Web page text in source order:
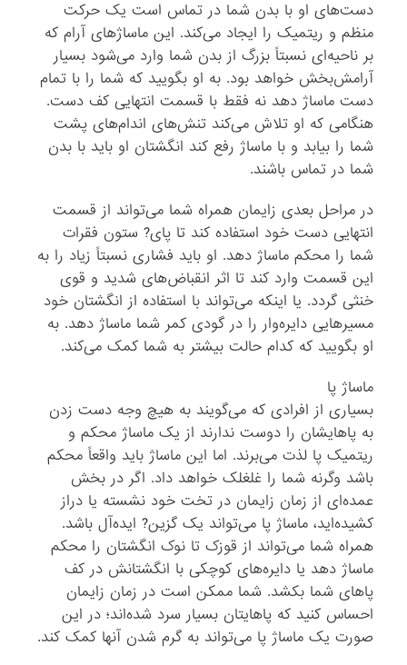
دست‌های او با بدن شما در تماس است یک حرکت
منظم و ریتمیک را ایجاد می‌کند. این ماساژهای آرام که
بر ناحیه‌ای نسبتاً بزرگ از بدن شما وارد می‌شود بسیار
آرامش‌بخش خواهد بود. به او بگویید که شما را با تمام
دست ماساژ دهد نه فقط با قسمت انتهایی کف دست.
هنگامی که او تلاش می‌کند تنش‌های اندام‌های پشت
شما را بیابد و با ماساژ رفع کند انگشتان او باید با بدن
شما در تماس باشند.
در مراحل بعدی زایمان همراه شما می‌تواند از قسمت
انتهایی دست خود استفاده کند تا پای? ستون فقرات
شما را محکم ماساژ دهد. او باید فشاری نسبتاً زیاد را به
این قسمت وارد کند تا اثر انقباض‌های شدید و قوی
خنثی گردد. یا اینکه می‌تواند با استفاده از انگشتان خود
مسیرهایی دایره‌وار را در گودی کمر شما ماساژ دهد. به
او بگویید که کدام حالت بیشتر به شما کمک می‌کند.
ماساژ پا
بسیاری از افرادی که می‌گویند به هیچ وجه دست زدن
به پاهایشان را دوست ندارند از یک ماساژ محکم و
ریتمیک پا لذت می‌برند. اما این ماساژ باید واقعاً محکم
باشد وگرنه شما را غلغلک خواهد داد. اگر در بخش
عمده‌ای از زمان زایمان در تخت خود نشسته یا دراز
کشیده‌اید، ماساژ پا می‌تواند یک گزین? ایده‌آل باشد.
همراه شما می‌تواند از قوزک تا نوک انگشتان را محکم
ماساژ دهد یا دایره‌های کوچکی با انگشتانش در کف
پاهای شما بکشد. شما ممکن است در زمان زایمان
احساس کنید که پاهایتان بسیار سرد شده‌اند؛ در این
صورت یک ماساژ پا می‌تواند به گرم شدن آنها کمک کند.